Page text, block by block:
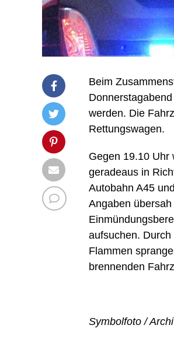
Beim
werden. Die
Rettungswagen.
Gegen 19.10 Uhr
geradeaus in
Autobahn A45
Angaben
aufsuchen.
Flammen
brennenden
Symbolfoto /